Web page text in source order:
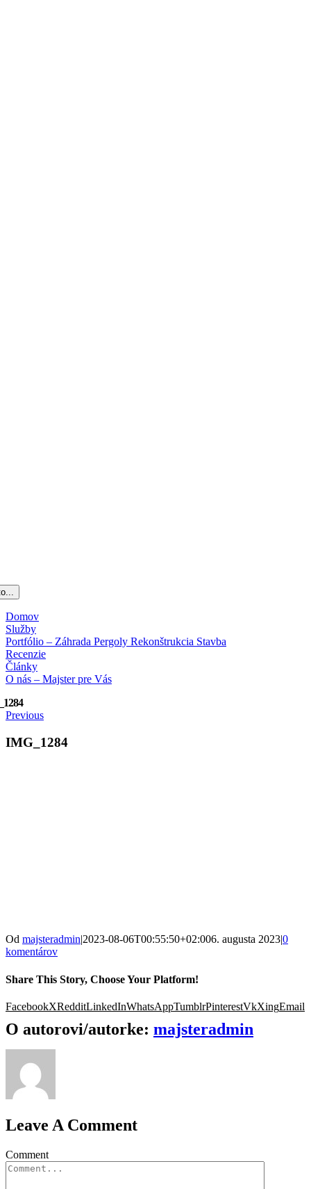
Domov
Služby
Portfólio – Záhrada Pergoly Rekonštrukcia Stavba
Recenzie
Články
O nás – Majster pre Vás
Previous
IMG_1284
Od majsteradmin|2023-08-06T00:55:50+02:006. augusta 2023|0
komentárov
Share This Story, Choose Your Platform!
FacebookXRedditLinkedInWhatsAppTumblrPinterestVkXingEmail
O autorovi/autorke: majsteradmin
Leave A Comment
Comment